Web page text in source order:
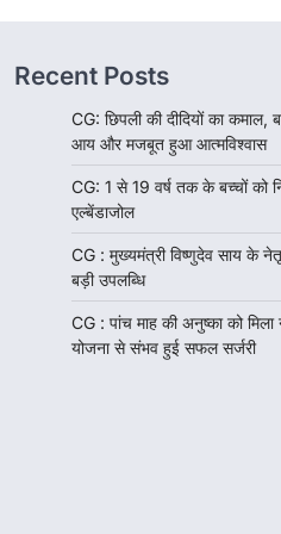
Recent Posts
CG: छिपली की दीदियों का कमाल,
आय और मजबूत हुआ आत्मविश्वास
CG: 1 से 19 वर्ष तक के बच्चों को
एल्बेंडाजोल
CG : मुख्यमंत्री विष्णुदेव साय के
बड़ी उपलब्धि
CG : पांच माह की अनुष्का को मिला
योजना से संभव हुई सफल सर्जरी